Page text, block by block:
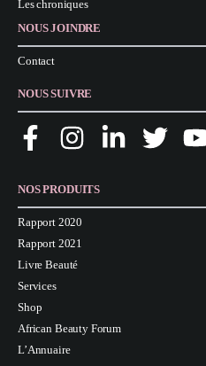
Les chroniques
NOUS JOINDRE
Contact
NOUS SUIVRE
NOS PRODUITS
Rapport 2020
Rapport 2021
Livre Beauté
Services
Shop
African Beauty Forum
L’Annuaire